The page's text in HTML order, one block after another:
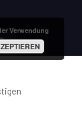
Verwendung